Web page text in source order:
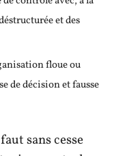
et des
floue ou
de décision et fausse
sans cesse